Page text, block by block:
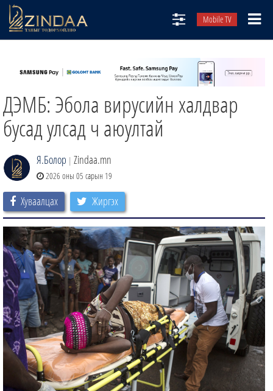
Mobile TV
ТВ8
ӨГЛӨӨНИЙ СОНИН
АУДИО ЗОХИОЛ
ЗИНДАА СЭТГҮҮЛ
ДЭМБ: Эбола вирусийн халдвар
бусад улсад ч аюултай
Я.Болор | Zindaa.mn
2026 оны 05 сарын 19
Хуваалцах Жиргэх